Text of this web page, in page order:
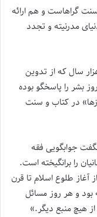
گراهاست و هم ارائه
مدرنیته و تجدد
سال که از تدوین
بشر را پاسخگو بوده
در کتاب و سنت
جوابگویی فقه
را برانگیخته است.
آغاز طلوع اسلام تا قرن
و هر روز مسائل
هیچ منبع دیگر.»